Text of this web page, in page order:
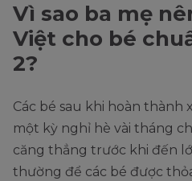
Vì sao ba mẹ
Việt cho bé
2?
Các bé sau khi hoàn thành
một kỳ nghỉ hè vài tháng
căng thẳng trước khi đến
thường để các bé được